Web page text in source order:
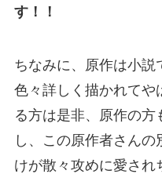
す！！
ちなみに、原作は小説
色々詳しく描かれてや
る方は是非、原作の
し、この原作者さん
けが散々攻めに愛され